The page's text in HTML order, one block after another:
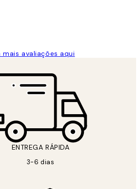
mais avaliações aqui
ENTREGA RÁPIDA
3-6 dias